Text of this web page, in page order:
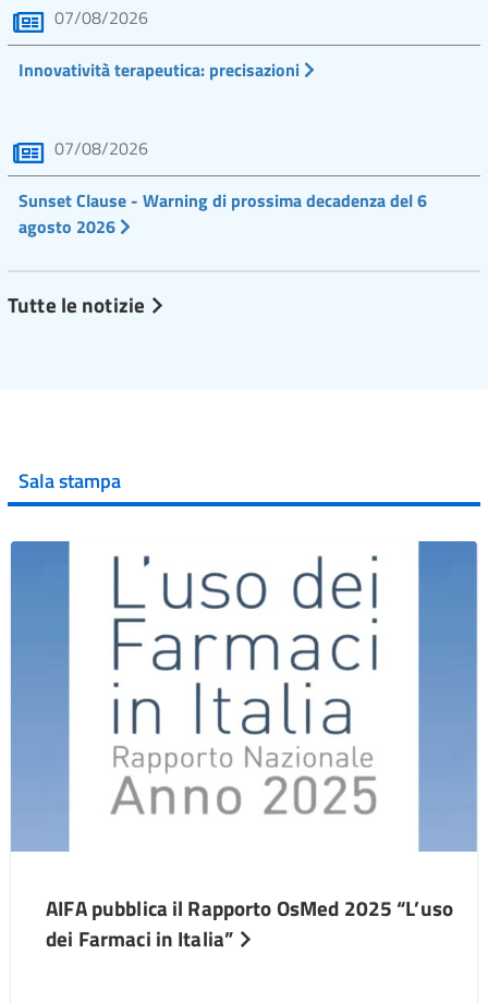
07/08/2026
Innovatività terapeutica: precisazioni
07/08/2026
Sunset Clause - Warning di prossima decadenza del 6
agosto 2026
Tutte le notizie
Sala stampa
AIFA pubblica il Rapporto OsMed 2025 “L’uso
dei Farmaci in Italia”